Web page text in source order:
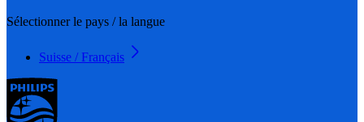
Sélectionner le pays / la langue
Suisse / Français